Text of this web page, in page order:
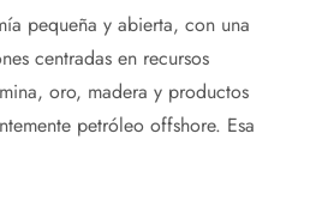
pequeña y abierta, con una
centradas en recursos
oro, madera y productos
petróleo offshore. Esa